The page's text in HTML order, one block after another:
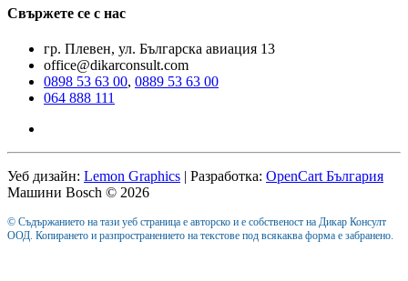
Свържете се с нас
гр. Плевен, ул. Българска авиация 13
office@dikarconsult.com
0898 53 63 00, 0889 53 63 00
064 888 111
Уеб дизайн: Lemon Graphics | Разработка: OpenCart България
Машини Bosch © 2026
© Съдържанието на тази уеб страница е авторско и е собственост на Дикар Консулт
ООД. Копирането и разпространението на текстове под всякаква форма е забранено.